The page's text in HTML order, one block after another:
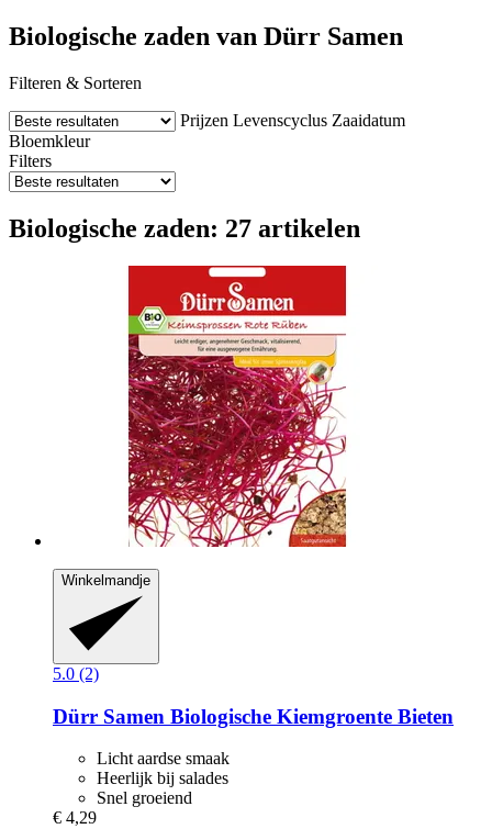
Biologische zaden van Dürr Samen
Filteren & Sorteren
Prijzen Levenscyclus Zaaidatum
Bloemkleur
Filters
Biologische zaden: 27 artikelen
Winkelmandje
5.0 (2)
Dürr Samen Biologische Kiemgroente Bieten
Licht aardse smaak
Heerlijk bij salades
Snel groeiend
€ 4,29